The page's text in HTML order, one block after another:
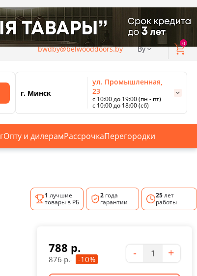
bwdby@belwooddoors.by By
0
г. Минск
ул. Промышленная,
23
с 10:00 до 19:00 (пн - пт)
с 10:00 до 18:00 (сб)
с 10:00 до 18:00 (вс).
Смотреть все магазины
Опту и дилерамРассрочкаПерегородки
1 лучшие
товары в РБ
2 года
гарантии
25лет
работы
788 р.
876р. -10%
Количество
- +